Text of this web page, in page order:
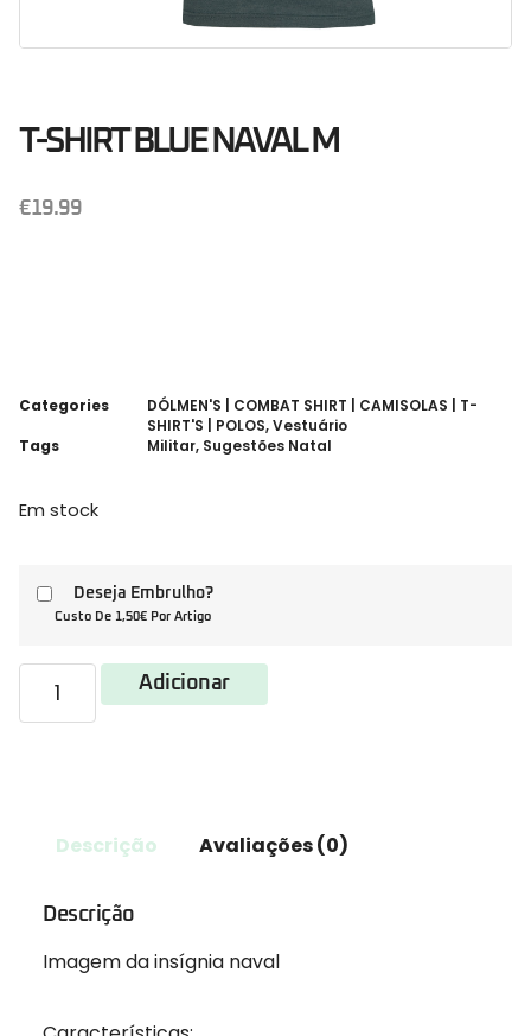
T-SHIRT BLUE NAVAL M
€19.99
Categories
DÓLMEN'S | COMBAT SHIRT | CAMISOLAS | T-
SHIRT'S | POLOS,Vestuário
Tags
Militar, Sugestões Natal
Em stock
Deseja Embrulho?
Custo De 1,50€ Por Artigo
Adicionar
Descrição Avaliações (0)
Descrição
Imagem da insígnia naval